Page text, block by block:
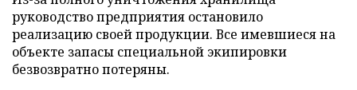
руководство предприятия остановило
реализацию своей продукции. Все имевшиеся на
объекте запасы специальной экипировки
безвозвратно потеряны.